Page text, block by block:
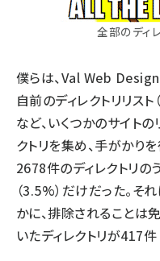
全部のディ
僕らは、Val Web Design
自前のディレクトリリスト
など、いくつかのサイト
クトリを集め、手がかり
2678件のディレクトリの
（3.5%）だけだった。そ
かに、排除されることは
いたディレクトリが417件